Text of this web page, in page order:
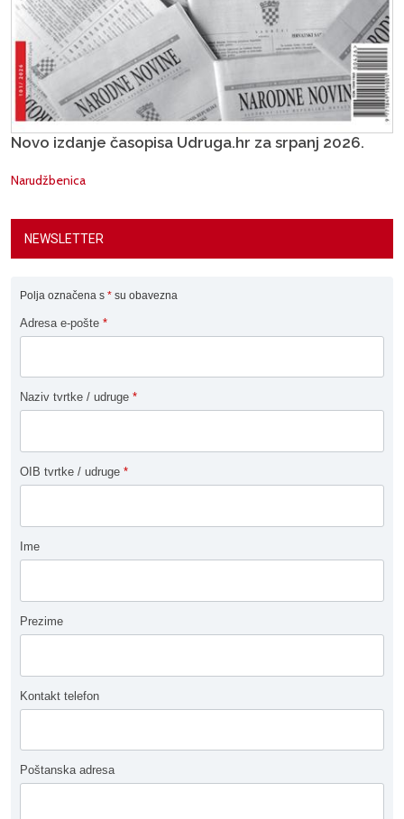
Novo izdanje časopisa Udruga.hr za srpanj 2026.
Narudžbenica
NEWSLETTER
Polja označena s * su obavezna
Adresa e-pošte *
Naziv tvrtke / udruge *
OIB tvrtke / udruge *
Ime
Prezime
Kontakt telefon
Poštanska adresa